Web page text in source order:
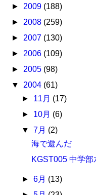
► 2009 (188)
► 2008 (259)
► 2007 (130)
► 2006 (109)
► 2005 (98)
▼ 2004 (61)
► 11月 (17)
► 10月 (6)
▼ 7月 (2)
海で遊んだ
KGST005 中学
► 6月 (13)